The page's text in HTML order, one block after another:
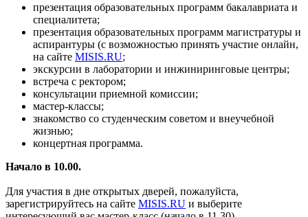
презентация образовательных программ бакалавриата и
специалитета;
презентация образовательных программ магистратуры и
аспирантуры (с возможностью принять участие онлайн,
на сайте MISIS.RU;
экскурсии в лаборатории и инжиниринговые центры;
встреча с ректором;
консультации приемной комиссии;
мастер-классы;
знакомство со студенческим советом и внеучебной
жизнью;
концертная программа.
Начало в 10.00.
Для участия в дне открытых дверей, пожалуйста,
зарегистрируйтесь на сайте MISIS.RU и выберите